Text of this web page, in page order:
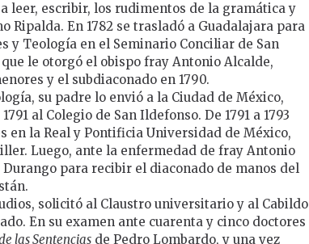
leer, escribir, los rudimentos de la gramática y
Ripalda. En 1782 se trasladó a Guadalajara para
y Teología en el Seminario Conciliar de San
le otorgó el obispo fray Antonio Alcalde,
y el subdiaconado en 1790.
su padre lo envió a la Ciudad de México,
al Colegio de San Ildefonso. De 1791 a 1793
en la Real y Pontificia Universidad de México,
Luego, ante la enfermedad de fray Antonio
para recibir el diaconado de manos del
solicitó al Claustro universitario y al Cabildo
En su examen ante cuarenta y cinco doctores
las Sentencias de Pedro Lombardo, y una vez